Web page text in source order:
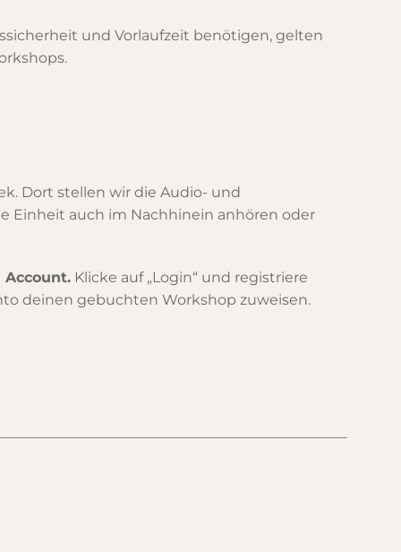
und Vorlaufzeit benötigen, gelten
Dort stellen wir die Audio- und
Einheit auch im Nachhinein anhören oder
Klicke auf „Login“ und registriere
deinen gebuchten Workshop zuweisen.